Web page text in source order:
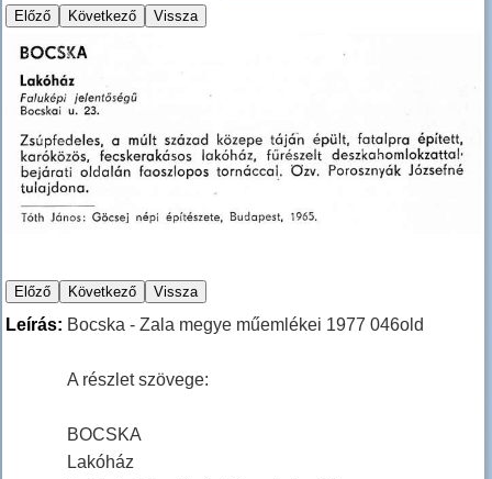
Leírás: Bocska - Zala megye műemlékei 1977 046old
A részlet szövege:
BOCSKA
Lakóház